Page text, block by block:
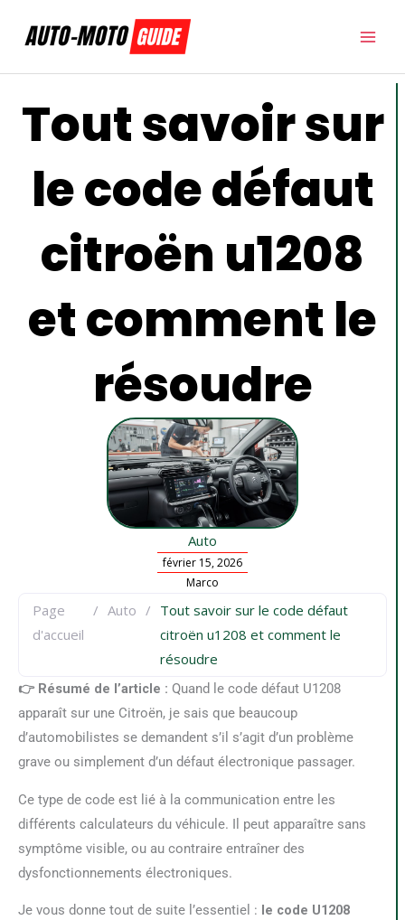
Tout savoir sur
le code défaut
citroën u1208
et comment le
résoudre
Auto
février 15, 2026
Marco
Page
d'accueil
/ Auto / Tout savoir sur le code défaut
citroën u1208 et comment le
résoudre
👉 Résumé de l’article : Quand le code défaut U1208
apparaît sur une Citroën, je sais que beaucoup
d’automobilistes se demandent s’il s’agit d’un problème
grave ou simplement d’un défaut électronique passager.
Ce type de code est lié à la communication entre les
différents calculateurs du véhicule. Il peut apparaître sans
symptôme visible, ou au contraire entraîner des
dysfonctionnements électroniques.
Je vous donne tout de suite l’essentiel : le code U1208